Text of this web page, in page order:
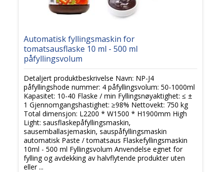
Automatisk fyllingsmaskin for
tomatsausflaske 10 ml - 500 ml
påfyllingsvolum
Detaljert produktbeskrivelse Navn: NP-J4
påfyllingshode nummer: 4 påfyllingsvolum: 50-1000ml
Kapasitet: 10-40 Flaske / min Fyllingsnøyaktighet: ≤ ±
1 Gjennomgangshastighet: ≥98% Nettovekt: 750 kg
Total dimensjon: L2200 * W1500 * H1900mm High
Light: sausflaskepåfyllingsmaskin,
sausemballasjemaskin, sauspåfyllingsmaskin
automatisk Paste / tomatsaus Flaskefyllingsmaskin
10ml - 500 ml Fyllingsvolum Anvendelse egnet for
fylling og avdekking av halvflytende produkter uten
eller ...